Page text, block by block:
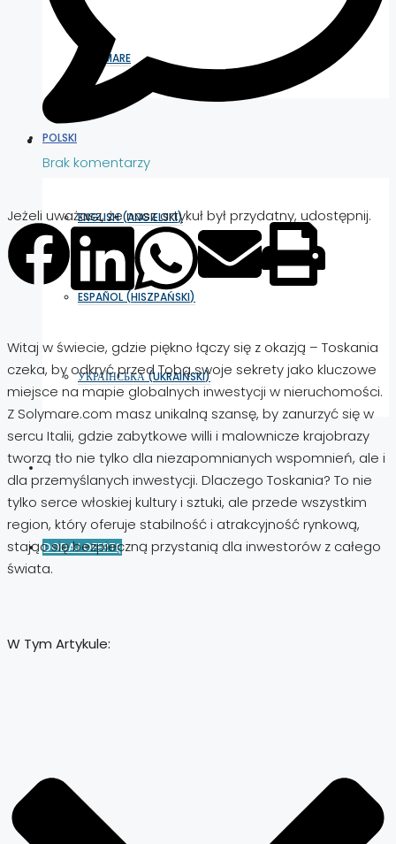
SOLYMARE
POLSKI
ENGLISH(ANGIELSKI)
ESPAÑOL (HISZPAŃSKI)
УКРАЇНСЬКА(UKRAIŃSKI)
DODAJ OFERTĘ
Brak komentarzy
Jeżeli uważasz, że nasz artykuł był przydatny, udostępnij.
Witaj w świecie, gdzie piękno łączy się z okazją – Toskania
czeka, by odkryć przed Tobą swoje sekrety jako kluczowe
miejsce na mapie globalnych inwestycji w nieruchomości.
Z Solymare.com masz unikalną szansę, by zanurzyć się w
sercu Italii, gdzie zabytkowe willi i malownicze krajobrazy
tworzą tło nie tylko dla niezapomnianych wspomnień, ale i
dla przemyślanych inwestycji. Dlaczego Toskania? To nie
tylko serce włoskiej kultury i sztuki, ale przede wszystkim
region, który oferuje stabilność i atrakcyjność rynkową,
stając się bezpieczną przystanią dla inwestorów z całego
świata.
W Tym Artykule: